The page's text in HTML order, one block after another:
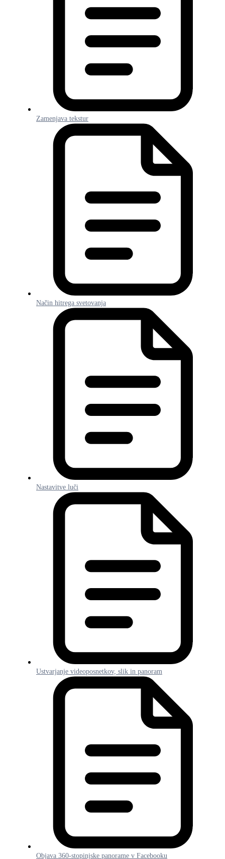
Zamenjava tekstur
Način hitrega svetovanja
Nastavitve luči
Ustvarjanje videoposnetkov, slik in panoram
Objava 360-stopinjske panorame v Facebooku